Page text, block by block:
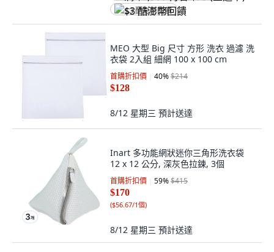
$3 酷澎幣回饋
MEO 大型 Big 尺寸 方形 洗衣 過濾 洗
衣袋 2入組 細網 100 x 100 cm
首購折扣價 40%$214
$128
8/12 星期三 預計送達
Inart 多功能網狀迷你三角形洗衣袋
12 x 12 公分, 深灰色拉鍊, 3個
首購折扣價 59%$415
$170
($56.67/1個)
8/12 星期三 預計送達